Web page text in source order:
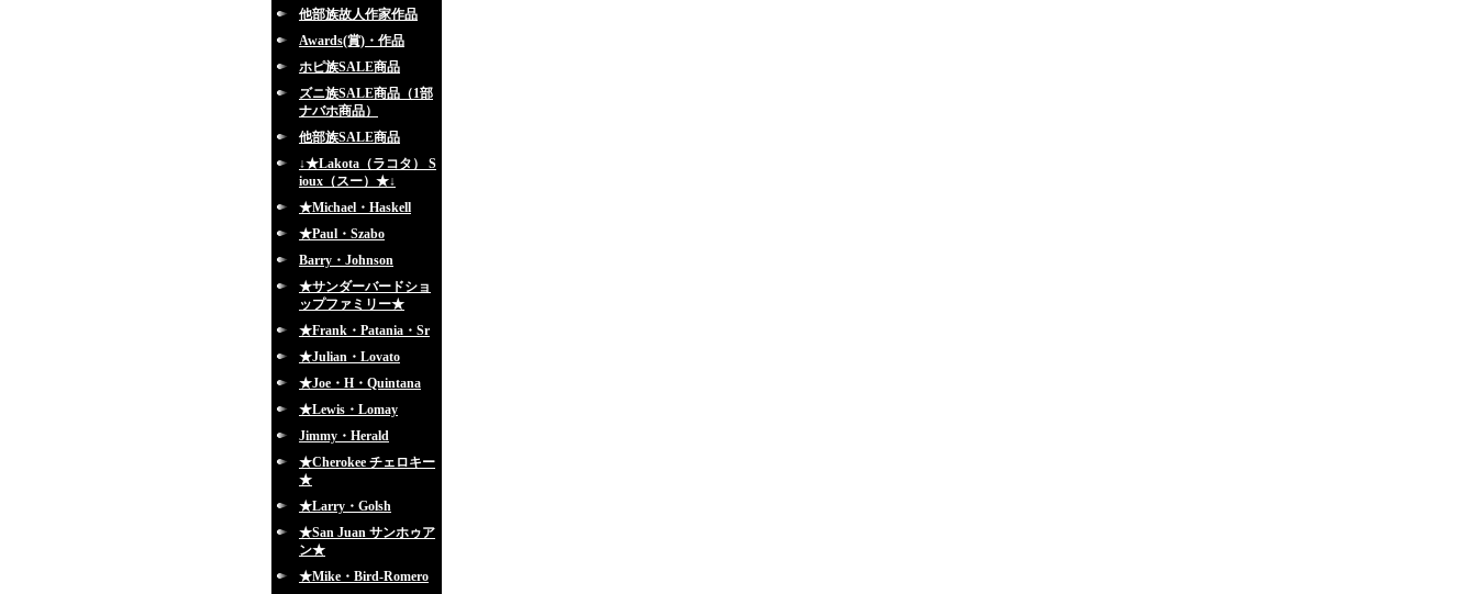
他部族故人作家作品
Awards(賞)・作品
ホピ族SALE商品
ズニ族SALE商品（1部
ナバホ商品）
他部族SALE商品
↓★Lakota（ラコタ） S
ioux（スー）★↓
★Michael・Haskell
★Paul・Szabo
Barry・Johnson
★サンダーバードショ
ップファミリー★
★Frank・Patania・Sr
★Julian・Lovato
★Joe・H・Quintana
★Lewis・Lomay
Jimmy・Herald
★Cherokee チェロキー
★
★Larry・Golsh
★San Juan サンホゥア
ン★
★Mike・Bird-Romero